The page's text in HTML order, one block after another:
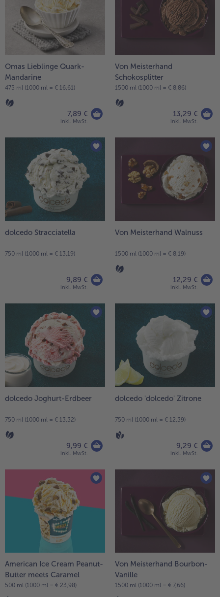
alle Wein & Spirituosen
Küchenutensilien
alle Küchenutensilien
Kuchen & Torten
alle Kuchen & Torten
alle BIO
bofrost*free
alle bofrost*free
High Protein
alle High Protein
bofrost*plus.
alle bofrost*plus.
Pflanzliche Alternativprodukte
alle Pflanzliche Alternativprodukte
Heißluftfritteuse
Omas Lieblinge Quark-
Mandarine
475 ml (1000 ml = € 16,61)
7,89 €
inkl. MwSt.
Von Meisterhand
Schokosplitter
1500 ml (1000 ml = € 8,86)
13,29 €
inkl. MwSt.
dolcedo Stracciatella
750 ml (1000 ml = € 13,19)
9,89 €
inkl. MwSt.
Von Meisterhand Walnuss
1500 ml (1000 ml = € 8,19)
12,29 €
inkl. MwSt.
dolcedo Joghurt-Erdbeer
750 ml (1000 ml = € 13,32)
9,99 €
inkl. MwSt.
dolcedo 'dolcedo' Zitrone
750 ml (1000 ml = € 12,39)
9,29 €
inkl. MwSt.
American Ice Cream Peanut-
Butter meets Caramel
500 ml (1000 ml = € 23,98)
Von Meisterhand Bourbon-
Vanille
1500 ml (1000 ml = € 7,66)